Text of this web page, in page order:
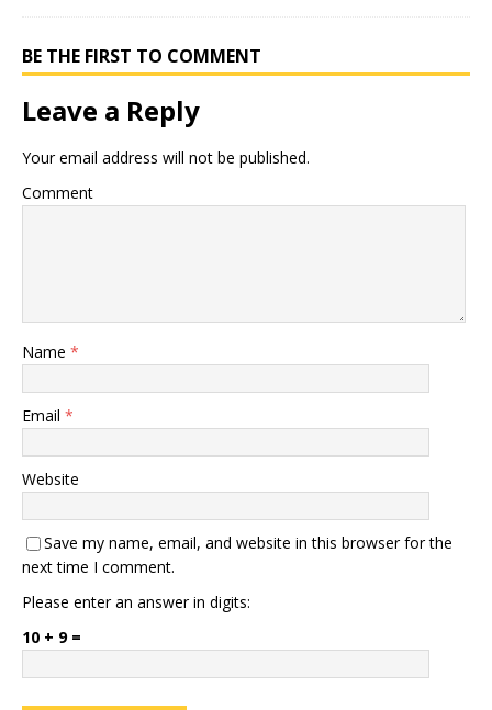
BE THE FIRST TO COMMENT
Leave a Reply
Your email address will not be published.
Comment
Name *
Email *
Website
Save my name, email, and website in this browser for the
next time I comment.
Please enter an answer in digits:
10 + 9 =